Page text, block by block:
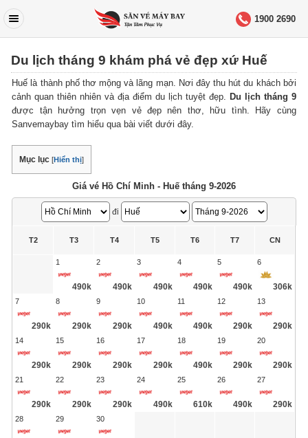
1900 2690
Du lịch tháng 9 khám phá vẻ đẹp xứ Huế
Huế là thành phố thơ mộng và lãng mạn. Nơi đây thu hút du khách bởi
cảnh quan thiên nhiên và địa điểm du lịch tuyệt đẹp. Du lịch tháng 9
được tận hưởng trọn vẹn vẻ đẹp nên thơ, hữu tình. Hãy cùng
Sanvemaybay tìm hiểu qua bài viết dưới đây.
Mục lục [Hiển thị]
Giá vé Hồ Chí Minh - Huế tháng 9-2026
đi
T2 T3 T4 T5 T6 T7 CN
1
490k
2
490k
3
490k
4
490k
5
490k
6
306k
7
290k
8
290k
9
290k
10
490k
11
490k
12
290k
13
290k
14
290k
15
290k
16
290k
17
290k
18
490k
19
290k
20
290k
21
290k
22
290k
23
290k
24
490k
25
610k
26
490k
27
290k
28 29 30